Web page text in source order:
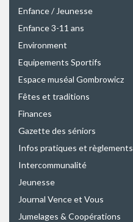
Enfance / Jeunesse
Enfance 3-11 ans
Environment
Equipements Sportifs
Espace muséal Gombrowicz
Fêtes et traditions
Finances
Gazette des séniors
Infos pratiques et règlements
Intercommunalité
Jeunesse
Journal Vence et Vous
Jumelages & Coopérations